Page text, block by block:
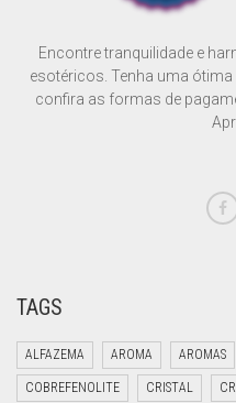
Encontre tranquilidade e
esotéricos. Tenha uma
confira as formas de
TAGS
ALFAZEMA AROMA AROMAS
COBREFENOLITE CRISTAL